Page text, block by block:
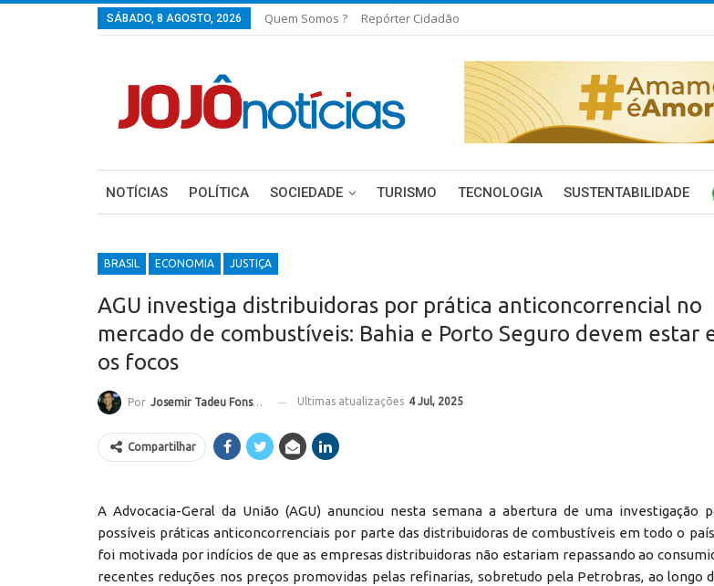
SÁBADO, 8 AGOSTO, 2026 Quem Somos ? Repórter Cidadão
NOTÍCIAS POLÍTICA SOCIEDADE TURISMO TECNOLOGIA SUSTENTABILIDADE
BRASIL ECONOMIA JUSTIÇA
AGU investiga distribuidoras por prática anticoncorrencial no
mercado de combustíveis: Bahia e Porto Seguro devem estar
os focos
Por Josemir Tadeu Fonseca Ultimas atualizações 4 Jul, 2025
Compartilhar
A Advocacia-Geral da União (AGU) anunciou nesta semana a abertura de uma investigação
possíveis práticas anticoncorrenciais por parte das distribuidoras de combustíveis em todo o
foi motivada por indícios de que as empresas distribuidoras não estariam repassando ao
recentes reduções nos preços promovidas pelas refinarias, sobretudo pela Petrobras, ao longo